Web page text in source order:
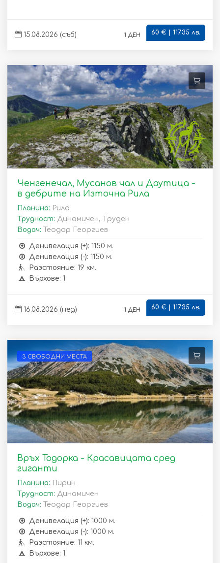
15.08.2026 (съб) 1 ден 60 € | 117.35 лв.
Ченгенечал, Мусанов чал и Даутица -
в дебрите на Източна Рила
Планина: Рила
Трудност: Динамичен, Труден
Водач: Теодор Георгиев
Денивелация (+): 1150 м.
Денивелация (-): 1150 м.
Разстояние: 19 км.
Върхове: 1
16.08.2026 (нед) 1 ден 60 € | 117.35 лв.
3 СВОБОДНИ МЕСТА
Връх Тодорка - Красавицата сред
гиганти
Планина: Пирин
Трудност: Динамичен
Водач: Теодор Георгиев
Денивелация (+): 1000 м.
Денивелация (-): 1000 м.
Разстояние: 11 км.
Върхове: 1